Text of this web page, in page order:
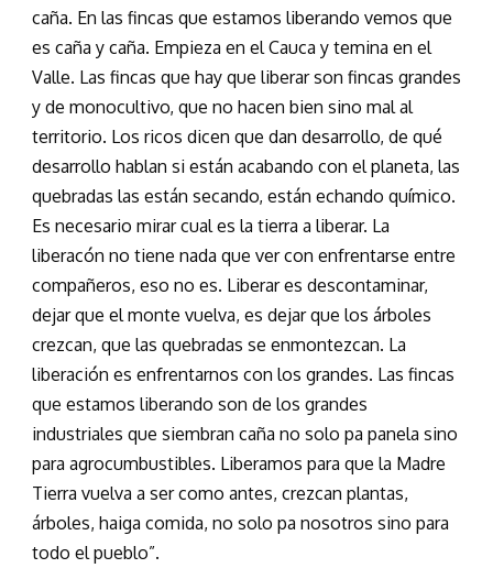
caña. En las fincas que estamos liberando vemos que
es caña y caña. Empieza en el Cauca y temina en el
Valle. Las fincas que hay que liberar son fincas grandes
y de monocultivo, que no hacen bien sino mal al
territorio. Los ricos dicen que dan desarrollo, de qué
desarrollo hablan si están acabando con el planeta, las
quebradas las están secando, están echando químico.
Es necesario mirar cual es la tierra a liberar. La
liberacón no tiene nada que ver con enfrentarse entre
compañeros, eso no es. Liberar es descontaminar,
dejar que el monte vuelva, es dejar que los árboles
crezcan, que las quebradas se enmontezcan. La
liberación es enfrentarnos con los grandes. Las fincas
que estamos liberando son de los grandes
industriales que siembran caña no solo pa panela sino
para agrocumbustibles. Liberamos para que la Madre
Tierra vuelva a ser como antes, crezcan plantas,
árboles, haiga comida, no solo pa nosotros sino para
todo el pueblo”.